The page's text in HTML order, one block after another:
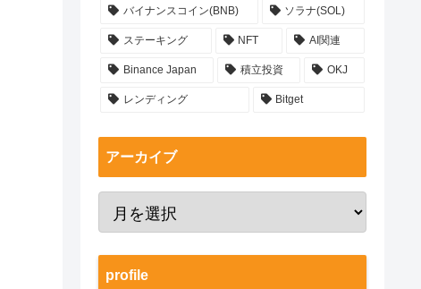
バイナンスコイン(BNB) ソラナ(SOL)
ステーキング NFT AI関連
Binance Japan 積立投資 OKJ
レンディング Bitget
アーカイブ
profile